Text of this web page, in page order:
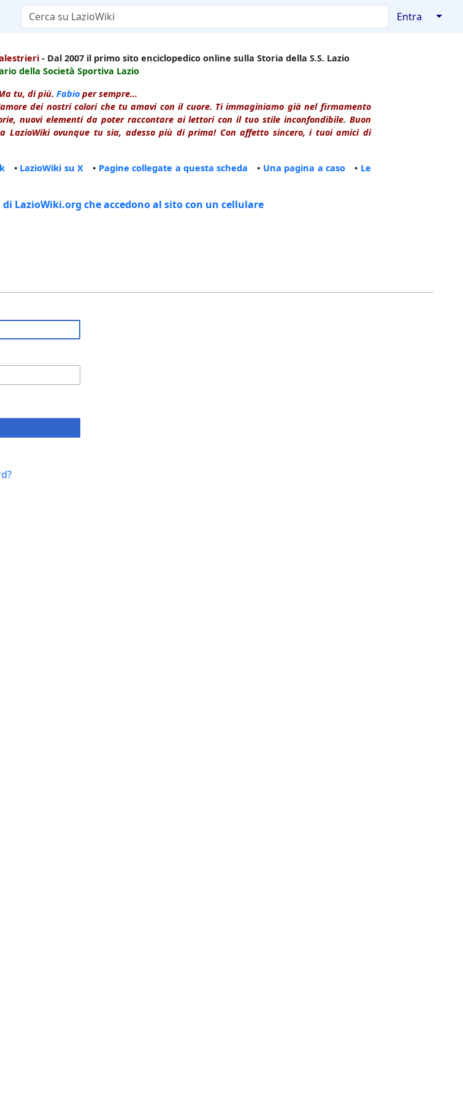
Entra ↓
- Dal 2007 il primo sito enciclopedico online sulla Storia della S.S. Lazio
della Società Sportiva Lazio
tu, di più. Fabio per sempre...
dei nostri colori che tu amavi con il cuore. Ti immaginiamo già nel firmamento
nuovi elementi da poter raccontare ai lettori con il tuo stile inconfondibile. Buon
LazioWiki ovunque tu sia, adesso più di prima! Con affetto sincero, i tuoi amici di
• LazioWiki su X • Pagine collegate a questa scheda • Una pagina a caso • Le
LazioWiki.org che accedono al sito con un cellulare